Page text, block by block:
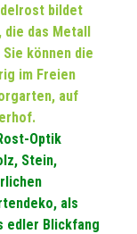
bildet
die das Metall
können die
im Freien
auf
Optik
Stein,
als
edler Blickfang